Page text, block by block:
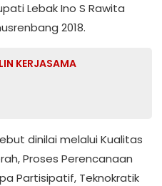
Lebak Ino S Rawita
2018.
KERJASAMA
dinilai melalui Kualitas
Proses Perencanaan
Partisipatif, Teknokratik